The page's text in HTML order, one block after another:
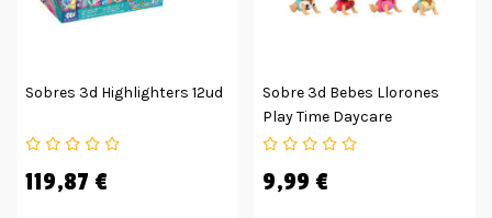
Sobres 3d Highlighters 12ud
119,87 €
Sobre 3d Bebes Llorones
Play Time Daycare
9,99 €